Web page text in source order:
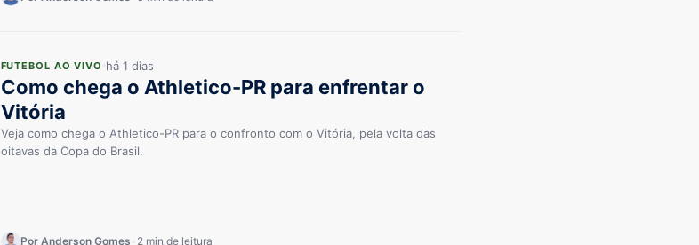
FUTEBOL AO VIVO há 1 dias
Como chega o Athletico-PR para enfrentar o
Vitória
Veja como chega o Athletico-PR para o confronto com o Vitória, pela volta das
oitavas da Copa do Brasil.
Por Anderson Gomes 2 min de leitura